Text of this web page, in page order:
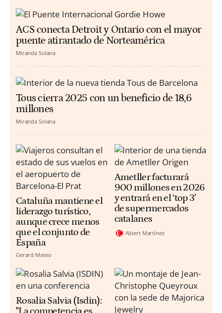
ACS conecta Detroit y Ontario con el mayor
puente atirantado de Norteamérica
Miranda Solana
Tous cierra 2025 con un beneficio de 18,6
millones
Miranda Solana
Cataluña mantiene el
liderazgo turístico,
aunque crece menos
que el conjunto de
España
Gerard Mateo
Ametller facturará
900 millones en 2026
y entrará en el ‘top 3’
de supermercados
catalanes
Albert Martínez
Rosalia Salvia (Isdin):